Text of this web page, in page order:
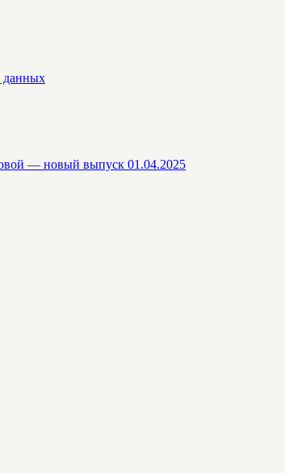
данных
— новый выпуск 01.04.2025